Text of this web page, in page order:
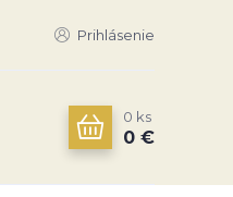
Prihlásenie
0 ks
0 €